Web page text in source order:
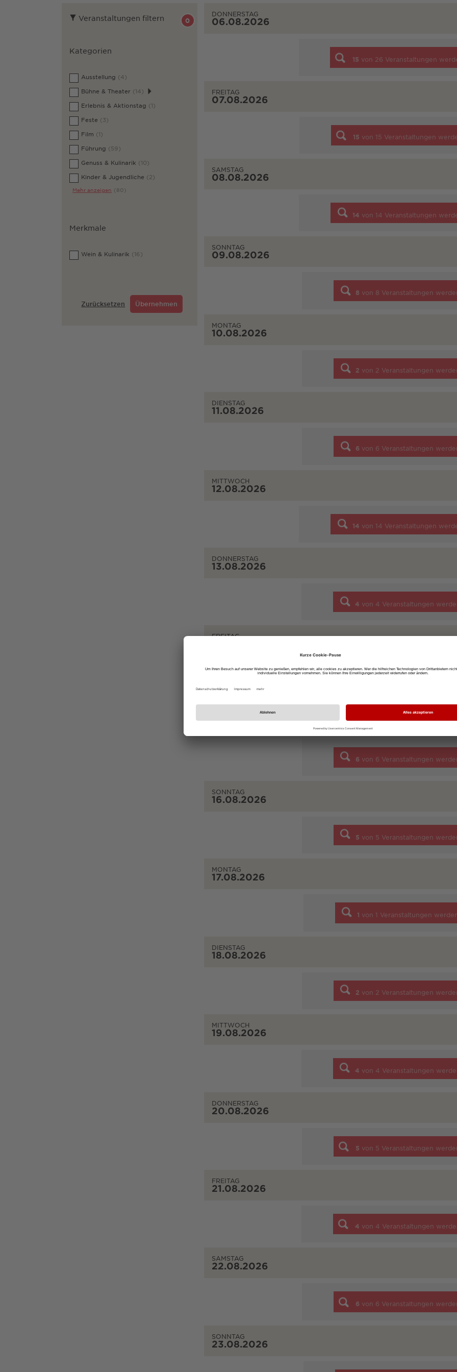
Veranstaltungen filtern 0
Kategorien
Ausstellung (4)
Bühne & Theater (14)
Erlebnis & Aktionstag (1)
Feste (3)
Film (1)
Führung (59)
Genuss & Kulinarik (10)
Kinder & Jugendliche (2)
Mehr anzeigen (80)
Merkmale
Wein & Kulinarik (16)
Zurücksetzen Übernehmen
DONNERSTAG
06.08.2026
15 von 26 Veranstaltungen
FREITAG
07.08.2026
15 von 15 Veranstaltungen
SAMSTAG
08.08.2026
14 von 14 Veranstaltungen
SONNTAG
09.08.2026
8 von 8 Veranstaltungen
MONTAG
10.08.2026
2 von 2 Veranstaltungen
DIENSTAG
11.08.2026
6 von 6 Veranstaltungen
MITTWOCH
12.08.2026
14 von 14 Veranstaltungen
DONNERSTAG
13.08.2026
4 von 4 Veranstaltungen
FREITAG
15.08.2026
6 von 6 Veranstaltungen
SONNTAG
16.08.2026
5 von 5 Veranstaltungen
MONTAG
17.08.2026
1 von 1 Veranstaltungen
DIENSTAG
18.08.2026
2 von 2 Veranstaltungen
MITTWOCH
19.08.2026
4 von 4 Veranstaltungen
DONNERSTAG
20.08.2026
5 von 5 Veranstaltungen
FREITAG
21.08.2026
4 von 4 Veranstaltungen
SAMSTAG
22.08.2026
6 von 6 Veranstaltungen
SONNTAG
23.08.2026